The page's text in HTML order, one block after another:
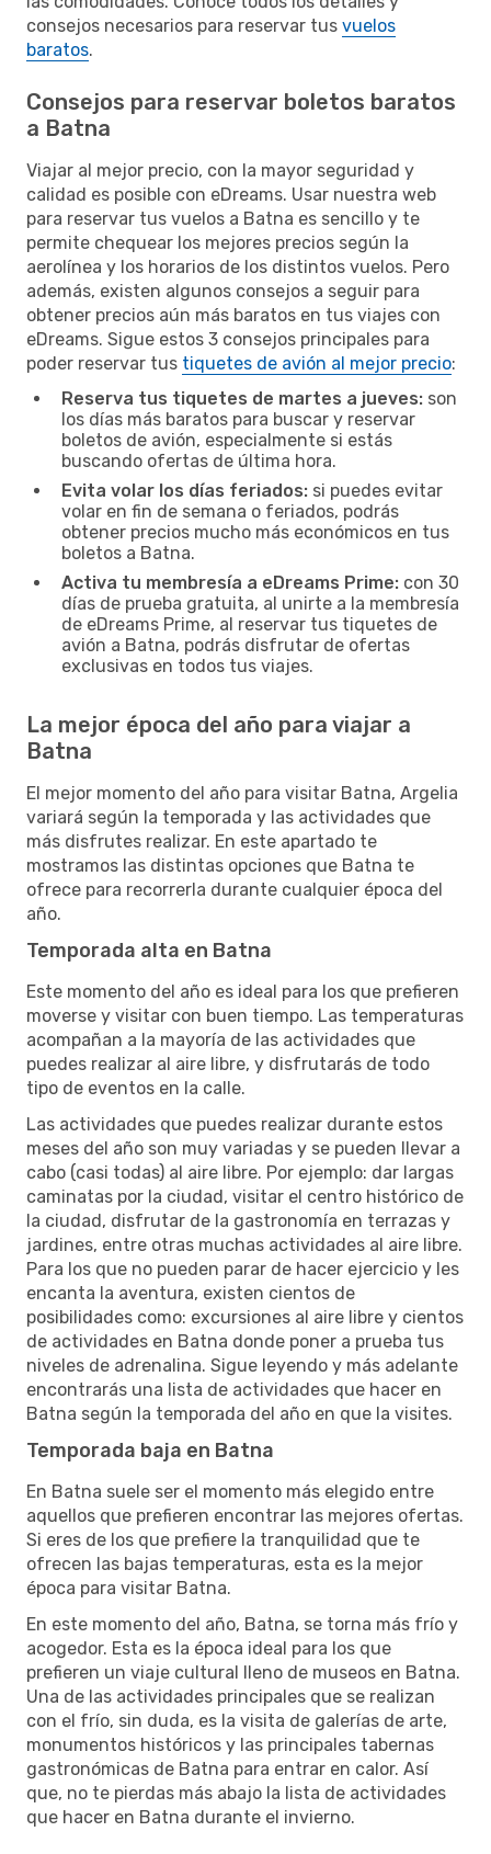
consejos necesarios para reservar tus vuelos
baratos.
Consejos para reservar boletos baratos
a Batna
Viajar al mejor precio, con la mayor seguridad y
calidad es posible con eDreams. Usar nuestra web
para reservar tus vuelos a Batna es sencillo y te
permite chequear los mejores precios según la
aerolínea y los horarios de los distintos vuelos. Pero
además, existen algunos consejos a seguir para
obtener precios aún más baratos en tus viajes con
eDreams. Sigue estos 3 consejos principales para
poder reservar tus tiquetes de avión al mejor precio:
Reserva tus tiquetes de martes a jueves: son
los días más baratos para buscar y reservar
boletos de avión, especialmente si estás
buscando ofertas de última hora.
Evita volar los días feriados: si puedes evitar
volar en fin de semana o feriados, podrás
obtener precios mucho más económicos en tus
boletos a Batna.
Activa tu membresía a eDreams Prime: con 30
días de prueba gratuita, al unirte a la membresía
de eDreams Prime, al reservar tus tiquetes de
avión a Batna, podrás disfrutar de ofertas
exclusivas en todos tus viajes.
La mejor época del año para viajar a
Batna
El mejor momento del año para visitar Batna, Argelia
variará según la temporada y las actividades que
más disfrutes realizar. En este apartado te
mostramos las distintas opciones que Batna te
ofrece para recorrerla durante cualquier época del
año.
Temporada alta en Batna
Este momento del año es ideal para los que prefieren
moverse y visitar con buen tiempo. Las temperaturas
acompañan a la mayoría de las actividades que
puedes realizar al aire libre, y disfrutarás de todo
tipo de eventos en la calle.
Las actividades que puedes realizar durante estos
meses del año son muy variadas y se pueden llevar a
cabo (casi todas) al aire libre. Por ejemplo: dar largas
caminatas por la ciudad, visitar el centro histórico de
la ciudad, disfrutar de la gastronomía en terrazas y
jardines, entre otras muchas actividades al aire libre.
Para los que no pueden parar de hacer ejercicio y les
encanta la aventura, existen cientos de
posibilidades como: excursiones al aire libre y cientos
de actividades en Batna donde poner a prueba tus
niveles de adrenalina. Sigue leyendo y más adelante
encontrarás una lista de actividades que hacer en
Batna según la temporada del año en que la visites.
Temporada baja en Batna
En Batna suele ser el momento más elegido entre
aquellos que prefieren encontrar las mejores ofertas.
Si eres de los que prefiere la tranquilidad que te
ofrecen las bajas temperaturas, esta es la mejor
época para visitar Batna.
En este momento del año, Batna, se torna más frío y
acogedor. Esta es la época ideal para los que
prefieren un viaje cultural lleno de museos en Batna.
Una de las actividades principales que se realizan
con el frío, sin duda, es la visita de galerías de arte,
monumentos históricos y las principales tabernas
gastronómicas de Batna para entrar en calor. Así
que, no te pierdas más abajo la lista de actividades
que hacer en Batna durante el invierno.